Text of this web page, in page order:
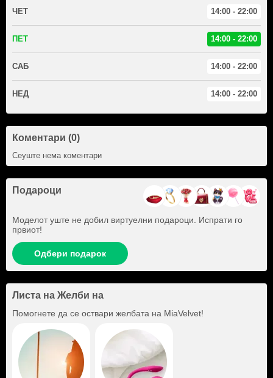
ЧЕТ 14:00 - 22:00
ПЕТ 14:00 - 22:00
САБ 14:00 - 22:00
НЕД 14:00 - 22:00
Коментари (0)
Сеуште нема коментари
Подароци
Моделот уште не добил виртуелни подароци. Испрати го
првиот!
Одбери подарок
Листа на Желби на
Помогнете да се оствари желбата на MiaVelvet!